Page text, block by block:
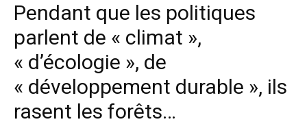
Pendant que les politiques
parlent de « climat »,
« d’écologie », de
« développement durable », ils
rasent les forêts…